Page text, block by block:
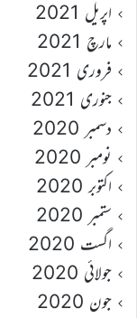
اپریل 2021
مارچ 2021
فروری 2021
جنوری 2021
دسمبر 2020
نومبر 2020
اکتوبر 2020
ستمبر 2020
اگست 2020
جولائی 2020
جون 2020